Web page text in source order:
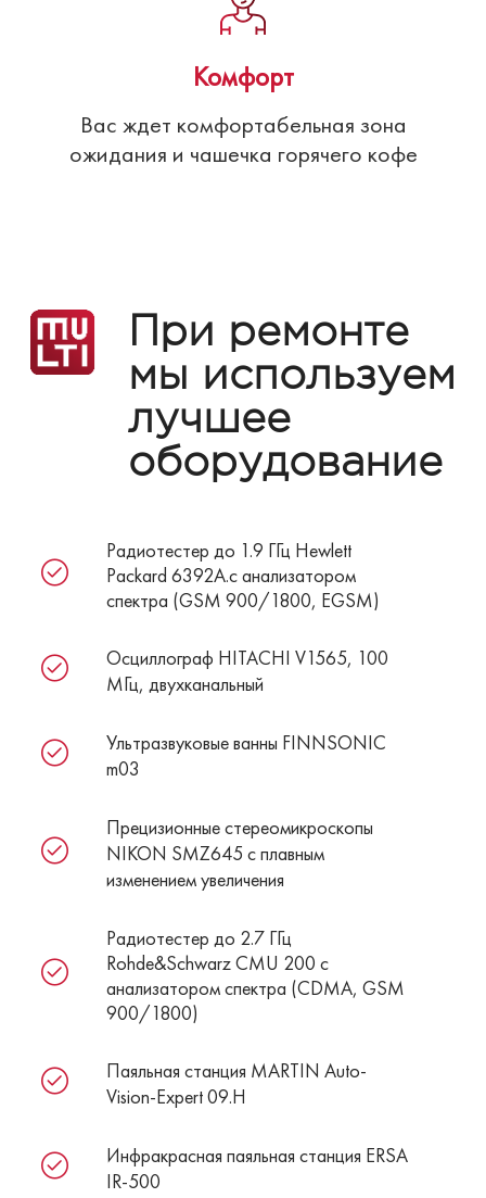
Комфорт
Вас ждет комфортабельная зона
ожидания и чашечка горячего кофе
При ремонте
мы используем
лучшее
оборудование
Радиотестер до 1.9 ГГц Hewlett
Packard 6392A.с анализатором
спектра (GSM 900/1800, EGSM)
Осциллограф HITACHI V1565, 100
МГц, двухканальный
Ультразвуковые ванны FINNSONIC
m03
Прецизионные стереомикроскопы
NIKON SMZ645 c плавным
изменением увеличения
Радиотестер до 2.7 ГГц
Rohde&Schwarz CMU 200 с
анализатором спектра (CDMA, GSM
900/1800)
Паяльная станция MARTIN Auto-
Vision-Expert 09.H
Инфракрасная паяльная станция ERSA
IR-500